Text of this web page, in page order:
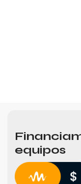
equipos